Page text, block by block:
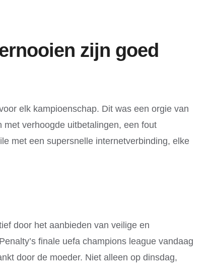
zijn goed
elk kampioenschap. Dit was een orgie van
verhoogde uitbetalingen, een fout
met een supersnelle internetverbinding, elke
door het aanbieden van veilige en
finale uefa champions league vandaag
door de moeder. Niet alleen op dinsdag,